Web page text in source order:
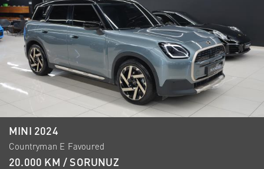
MINI 2024
Countryman E Favoured
20.000 KM / SORUNUZ